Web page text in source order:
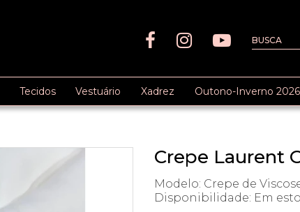
Tecidos Vestuário Xadrez Outono-Inverno 2026
Crepe Laurent
Modelo: Crepe de
Disponibilidade: Em